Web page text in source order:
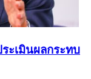
ะเมินผลกระทบ